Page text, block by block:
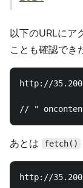
以下のURLにア
ことも確認でき
http://
あとは fetch()
http://